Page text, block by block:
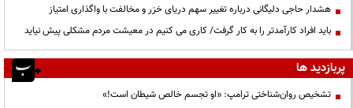
هشدار حاجی دلیگانی درباره تغییر سهم دریای خزر و مخالفت با واگذاری امتیاز
باید افراد کارآمدتر را به کار گرفت/ کاری می کنیم در معیشت مردم مشکلی پیش نیاید
پربازدید ها
تشخیص روان‌شناختی ترامپ: «او تجسم خالص شیطان است!»